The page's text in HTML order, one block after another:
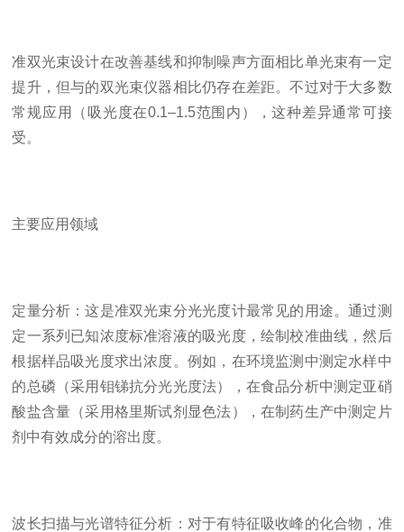
准双光束设计在改善基线和抑制噪声方面相比单光束有一定
提升，但与的双光束仪器相比仍存在差距。不过对于大多数
常规应用（吸光度在0.1–1.5范围内），这种差异通常可接
受。
主要应用领域
定量分析：这是准双光束分光光度计最常见的用途。通过测
定一系列已知浓度标准溶液的吸光度，绘制校准曲线，然后
根据样品吸光度求出浓度。例如，在环境监测中测定水样中
的总磷（采用钼锑抗分光光度法），在食品分析中测定亚硝
酸盐含量（采用格里斯试剂显色法），在制药生产中测定片
剂中有效成分的溶出度。
波长扫描与光谱特征分析：对于有特征吸收峰的化合物，准